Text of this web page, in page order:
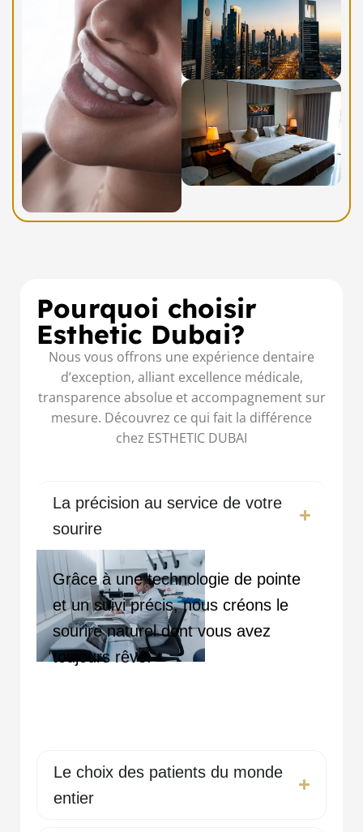
Pourquoi choisir
Esthetic Dubai?
Nous vous offrons une expérience dentaire
d’exception, alliant excellence médicale,
transparence absolue et accompagnement sur
mesure. Découvrez ce qui fait la différence
chez ESTHETIC DUBAI
La précision au service de votre
sourire
Grâce à une technologie de pointe
et un suivi précis, nous créons le
sourire naturel dont vous avez
toujours rêvé.
Le choix des patients du monde
entier